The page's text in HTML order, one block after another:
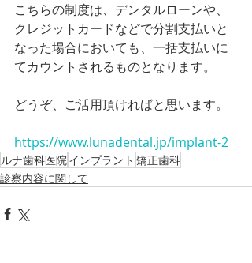
こちらの制度は、デンタルローンや、
クレジットカードなどで分割支払いと
なった場合においても、一括支払いに
てカウントされるものとなります。
どうぞ、ご活用頂ければと思います。
https://www.lunadental.jp/implant-2
ルナ歯科医院インプラント 矯正歯科
診察内容に関して